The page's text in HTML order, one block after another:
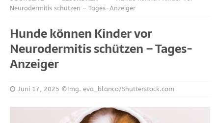
Neurodermitis schützen – Tages-Anzeiger
Hunde können Kinder vor
Neurodermitis schützen – Tages-
Anzeiger
Juni 17, 2025 ©Img. eva_blanco/Shutterstock.com